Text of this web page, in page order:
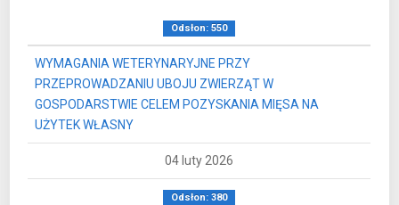
Odsłon: 550
WYMAGANIA WETERYNARYJNE PRZY
PRZEPROWADZANIU UBOJU ZWIERZĄT W
GOSPODARSTWIE CELEM POZYSKANIA MIĘSA NA
UŻYTEK WŁASNY
04 luty 2026
Odsłon: 380